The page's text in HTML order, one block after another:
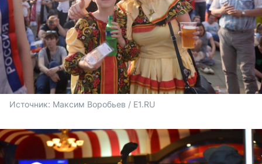
Источник: Максим Воробьев / E1.RU